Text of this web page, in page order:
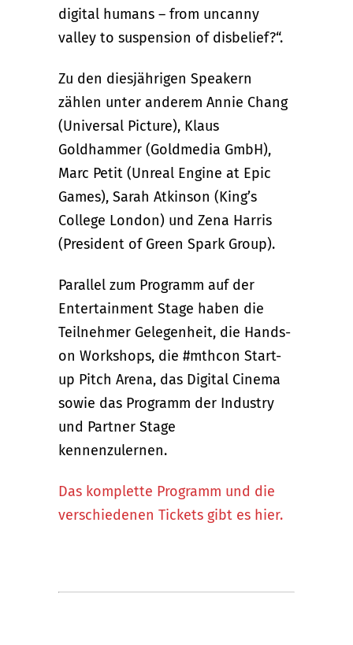
digital humans – from uncanny
valley to suspension of disbelief?“.
Zu den diesjährigen Speakern
zählen unter anderem Annie Chang
(Universal Picture), Klaus
Goldhammer (Goldmedia GmbH),
Marc Petit (Unreal Engine at Epic
Games), Sarah Atkinson (King’s
College London) und Zena Harris
(President of Green Spark Group).
Parallel zum Programm auf der
Entertainment Stage haben die
Teilnehmer Gelegenheit, die Hands-
on Workshops, die #mthcon Start-
up Pitch Arena, das Digital Cinema
sowie das Programm der Industry
und Partner Stage
kennenzulernen.
Das komplette Programm und die
verschiedenen Tickets gibt es hier.